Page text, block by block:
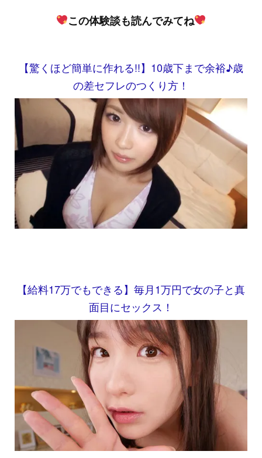
この体験談も読んでみてね
【驚くほど簡単に作れる!!】10歳下まで余裕♪歳
の差セフレのつくり方！
【給料17万でもできる】毎月1万円で女の子と真
面目にセックス！